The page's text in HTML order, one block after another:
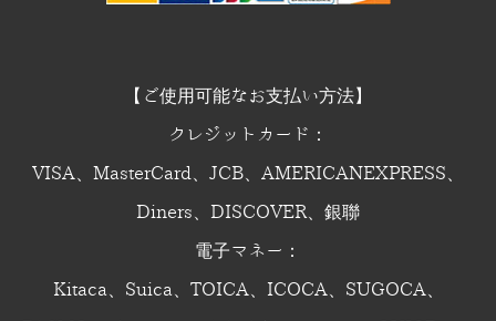
【ご使用可能なお支払い方法】
クレジットカード：
VISA、MasterCard、JCB、AMERICANEXPRESS、
Diners、DISCOVER、銀聯
電子マネー：
Kitaca、Suica、TOICA、ICOCA、SUGOCA、